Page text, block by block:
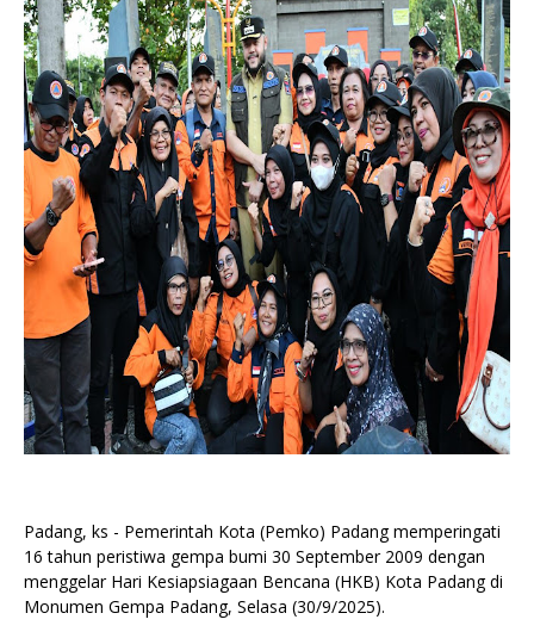
Padang, ks - Pemerintah Kota (Pemko) Padang memperingati
16 tahun peristiwa gempa bumi 30 September 2009 dengan
menggelar Hari Kesiapsiagaan Bencana (HKB) Kota Padang di
Monumen Gempa Padang, Selasa (30/9/2025).